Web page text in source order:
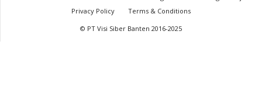
Privacy Policy
Terms & Conditions
© PT Visi Siber Banten 2016-2025